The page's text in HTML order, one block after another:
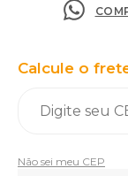
Calcule o
Não sei meu CEP